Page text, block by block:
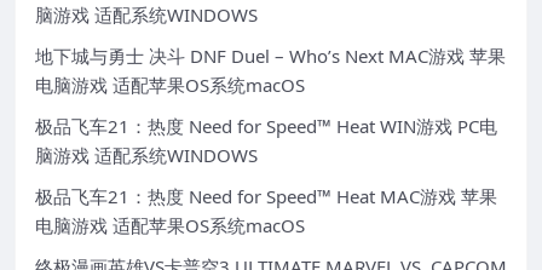
脑游戏 适配系统WINDOWS
地下城与勇士 决斗 DNF Duel – Who’s Next MAC游戏 苹果
电脑游戏 适配苹果OS系统macOS
极品飞车21：热度 Need for Speed™ Heat WIN游戏 PC电
脑游戏 适配系统WINDOWS
极品飞车21：热度 Need for Speed™ Heat MAC游戏 苹果
电脑游戏 适配苹果OS系统macOS